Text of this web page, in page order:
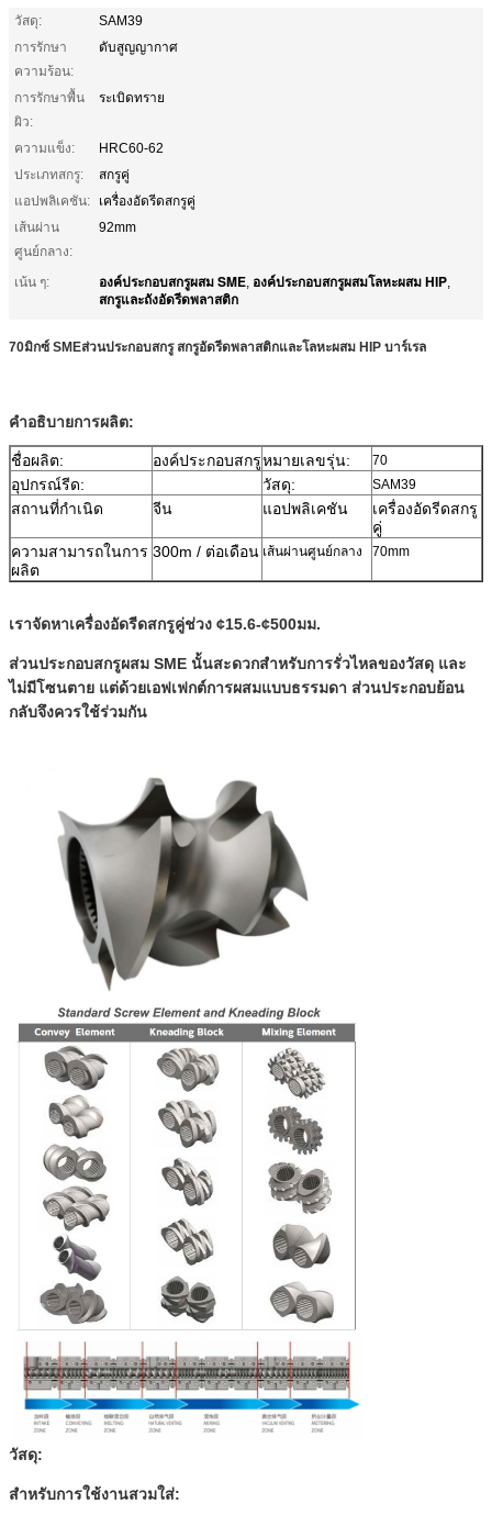
วัสดุ:
SAM39
การรักษา
ความร้อน:
ดับสูญญากาศ
การรักษาพื้น
ผิว:
ระเบิดทราย
ความแข็ง:
HRC60-62
ประเภทสกรู:
สกรูคู่
แอปพลิเคชัน:
เครื่องอัดรีดสกรูคู่
เส้นผ่าน
ศูนย์กลาง:
92mm
เน้น ๆ: องค์ประกอบสกรูผสม SME, องค์ประกอบสกรูผสมโลหะผสม HIP,
สกรูและถังอัดรีดพลาสติก
70มิกซ์ SMEส่วนประกอบสกรู สกรูอัดรีดพลาสติกและโลหะผสม HIP บาร์เรล
คำอธิบายการผลิต:
ชื่อผลิต: องค์ประกอบสกรูหมายเลขรุ่น: 70
อุปกรณ์รีด: วัสดุ: SAM39
สถานที่กำเนิด จีน แอปพลิเคชัน
เครื่องอัดรีดสกรู
คู่
ความสามารถในการ
ผลิต
300m / ต่อเดือน เส้นผ่านศูนย์กลาง 70mm
เราจัดหาเครื่องอัดรีดสกรูคู่ช่วง ¢15.6-¢500มม.
ส่วนประกอบสกรูผสม SME นั้นสะดวกสำหรับการรั่วไหลของวัสดุ และ
ไม่มีโซนตาย แต่ด้วยเอฟเฟกต์การผสมแบบธรรมดา ส่วนประกอบย้อน
กลับจึงควรใช้ร่วมกัน
วัสดุ:
สำหรับการใช้งานสวมใส่: